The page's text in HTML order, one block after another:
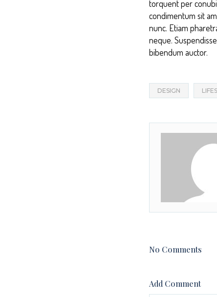
torquent per
condimentum sit
nunc. Etiam
neque.
bibendum auctor.
DESIGN
No Comments
Add Comment